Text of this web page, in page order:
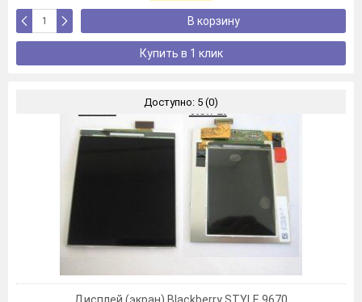
В корзину
Купить в 1 клик
Доступно: 5 (0)
Дисплей (экран) Blackberry STYLE 9670